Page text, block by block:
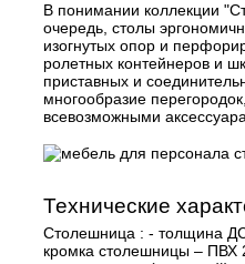
В понимании коллекции
очередь, столы
изогнутых опор и
ролетных контейнеров и
приставных и
многообразие
всевозможными
Технические
Столешница : - толщина
кромка столешницы – ПВХ